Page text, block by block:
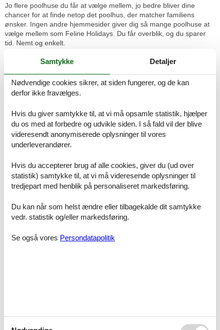
Jo flere poolhuse du får at vælge mellem, jo bedre bliver dine
chancer for at finde netop det poolhus, der matcher familiens
ønsker. Ingen andre hjemmesider giver dig så mange poolhuse at
vælge mellem som Feline Holidays. Du får overblik, og du sparer
tid. Nemt og enkelt.
Uanset hvilket poolhus du ender med at beslutte dig for, kan du
ferien starter.
bl.a. kan opleve:
Slagelse ligger ikke langt fra København og er det perfekte sted til
en dejlig familieferie.
finder I Borreby Slot, som blev bygget i år 1556 og er omgivet af en
smuk park.
Husk også at få en lækker is med masser af smag på ferien.
Uanset vejret kan man altid spise en dejlig is.
Kl. 13 hver onsdag ridder gardehusarerne gennem byen i deres
Slagelse er især kendt for sin overdådige kulturarv. Mange
kommer du nemlig automatisk ind under vores prisgaranti.
Samtykke Detaljer
Nødvendige cookies sikrer, at siden fungerer, og de kan
derfor ikke fravælges.
Hvis du giver samtykke til, at vi må opsamle statistik, hjælper
du os med at forbedre og udvikle siden. I så fald vil der blive
videresendt anonymiserede oplysninger til vores
underleverandører.
Hvis du accepterer brug af alle cookies, giver du (ud over
statistik) samtykke til, at vi må videresende oplysninger til
tredjepart med henblik på personaliseret markedsføring.
Du kan når som helst ændre eller tilbagekalde dit samtykke
vedr. statistik og/eller markedsføring.
Se også vores Persondatapolitik